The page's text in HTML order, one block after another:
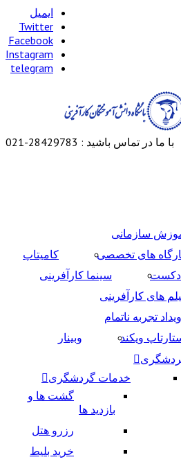
ایمیل
Twitter
Facebook
Instagram
telegram
با ما در تماس باشید : 28429783-021
سازمانی
های تخصصی
کامیتاپ
سینما کارآفرینی
های کارآفرینی
تجربه ناتمام
ویکند
وبینار
خدمات گردشگری
گشت ها و
بازدید ها
رزرو هتل
خرید بلیط